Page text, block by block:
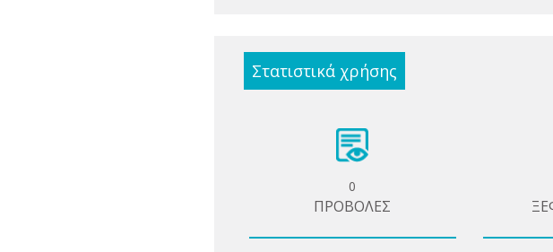
Στατιστικά χρήσης
0
ΠΡΟΒΟΛΕΣ